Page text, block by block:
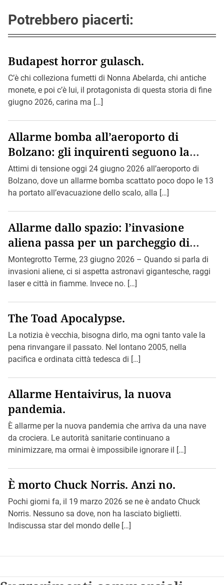
Potrebbero piacerti:
Budapest horror gulasch.
C’è chi colleziona fumetti di Nonna Abelarda, chi antiche
monete, e poi c’è lui, il protagonista di questa storia di fine
giugno 2026, carina ma […]
Allarme bomba all’aeroporto di
Bolzano: gli inquirenti seguono la
pista di Bin Loden.
Attimi di tensione oggi 24 giugno 2026 all’aeroporto di
Bolzano, dove un allarme bomba scattato poco dopo le 13
ha portato all’evacuazione dello scalo, alla […]
Allarme dallo spazio: l’invasione
aliena passa per un parcheggio di
Montegrotto.
Montegrotto Terme, 23 giugno 2026 – Quando si parla di
invasioni aliene, ci si aspetta astronavi gigantesche, raggi
laser e città in fiamme. Invece no. […]
The Toad Apocalypse.
La notizia è vecchia, bisogna dirlo, ma ogni tanto vale la
pena rinvangare il passato. Nel lontano 2005, nella
pacifica e ordinata città tedesca di […]
Allarme Hentaivirus, la nuova
pandemia.
È allarme per la nuova pandemia che arriva da una nave
da crociera. Le autorità sanitarie continuano a
minimizzare, ma ormai è impossibile ignorare il […]
È morto Chuck Norris. Anzi no.
Pochi giorni fa, il 19 marzo 2026 se ne è andato Chuck
Norris. Nessuno sa dove, non ha lasciato biglietti.
Indiscussa star del mondo delle […]